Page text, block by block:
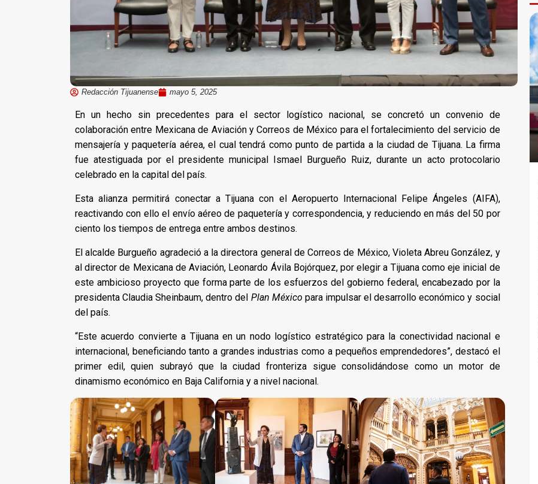
Redacción Tijuanense mayo 5, 2025
En un hecho sin precedentes para el sector logístico nacional, se concretó un convenio de
colaboración entre Mexicana de Aviación y Correos de México para el fortalecimiento del servicio de
mensajería y paquetería aérea, el cual tendrá como punto de partida a la ciudad de Tijuana. La firma
fue atestiguada por el presidente municipal Ismael Burgueño Ruiz, durante un acto protocolario
celebrado en la capital del país.
Esta alianza permitirá conectar a Tijuana con el Aeropuerto Internacional Felipe Ángeles (AIFA),
reactivando con ello el envío aéreo de paquetería y correspondencia, y reduciendo en más del 50 por
ciento los tiempos de entrega entre ambos destinos.
El alcalde Burgueño agradeció a la directora general de Correos de México, Violeta Abreu González, y
al director de Mexicana de Aviación, Leonardo Ávila Bojórquez, por elegir a Tijuana como eje inicial de
este ambicioso proyecto que forma parte de los esfuerzos del gobierno federal, encabezado por la
presidenta Claudia Sheinbaum, dentro del Plan México para impulsar el desarrollo económico y social
del país.
“Este acuerdo convierte a Tijuana en un nodo logístico estratégico para la conectividad nacional e
internacional, beneficiando tanto a grandes industrias como a pequeños emprendedores”, destacó el
primer edil, quien subrayó que la ciudad fronteriza sigue consolidándose como un motor de
dinamismo económico en Baja California y a nivel nacional.